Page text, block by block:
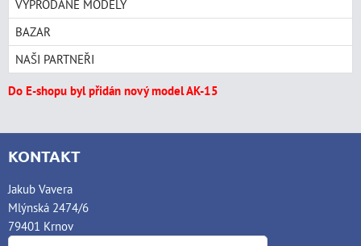
VYPRODANÉ MODELY
BAZAR
NAŠI PARTNEŘI
Do E-shopu byl přidán nový model AK-15
KONTAKT
Jakub Vavera
Mlýnská 2474/6
79401 Krnov